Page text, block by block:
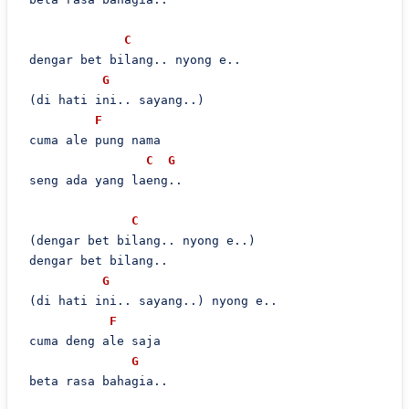
C
dengar bet bilang.. nyong e..
G
(di hati ini.. sayang..)
F
cuma ale pung nama
C
G
seng ada yang laeng..
C
(dengar bet bilang.. nyong e..)
dengar bet bilang..
G
(di hati ini.. sayang..) nyong e..
F
cuma deng ale saja
G
beta rasa bahagia..